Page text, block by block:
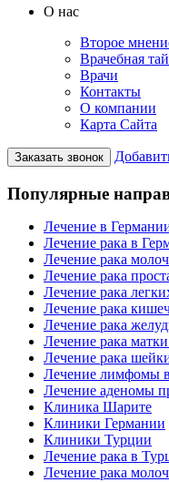
О нас
Второе
Врачебная
Врачи
Контакты
О компании
Карта Сайта
Заказать звонок
Популярные
Лечение в
Лечение рака в
Лечение рака
Лечение рака
Лечение рака
Лечение рака
Лечение рака
Лечение рака
Лечение рака
Лечение лимфомы
Лечение аденомы
Клиника Шарите
Клиники Германии
Клиники Турции
Лечение рака в
Лечение рака